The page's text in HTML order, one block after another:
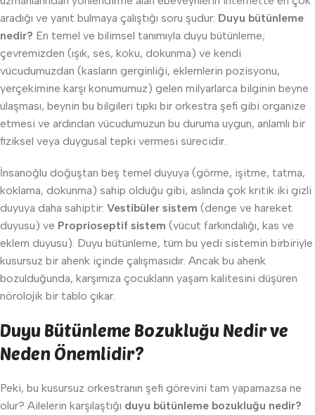
aradığı ve yanıt bulmaya çalıştığı soru şudur: Duyu bütünleme
nedir? En temel ve bilimsel tanımıyla duyu bütünleme;
çevremizden (ışık, ses, koku, dokunma) ve kendi
vücudumuzdan (kasların gerginliği, eklemlerin pozisyonu,
yerçekimine karşı konumumuz) gelen milyarlarca bilginin beyne
ulaşması, beynin bu bilgileri tıpkı bir orkestra şefi gibi organize
etmesi ve ardından vücudumuzun bu duruma uygun, anlamlı bir
fiziksel veya duygusal tepki vermesi sürecidir.
İnsanoğlu doğuştan beş temel duyuya (görme, işitme, tatma,
koklama, dokunma) sahip olduğu gibi, aslında çok kritik iki gizli
duyuya daha sahiptir: Vestibüler sistem (denge ve hareket
duyusu) ve Proprioseptif sistem (vücut farkındalığı, kas ve
eklem duyusu). Duyu bütünleme, tüm bu yedi sistemin birbiriyle
kusursuz bir ahenk içinde çalışmasıdır. Ancak bu ahenk
bozulduğunda, karşımıza çocukların yaşam kalitesini düşüren
nörolojik bir tablo çıkar.
Duyu Bütünleme Bozukluğu Nedir ve
Neden Önemlidir?
Peki, bu kusursuz orkestranın şefi görevini tam yapamazsa ne
olur? Ailelerin karşılaştığı duyu bütünleme bozukluğu nedir?